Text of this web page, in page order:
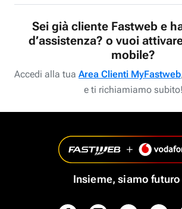
Sei già cliente Fastweb e
d’assistenza? o vuoi
mobile?
Accedi alla tua Area Clienti MyFastweb
e ti richiamiamo subito!
Insieme, siamo futuro